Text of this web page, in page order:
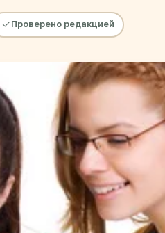
Проверено редакцией